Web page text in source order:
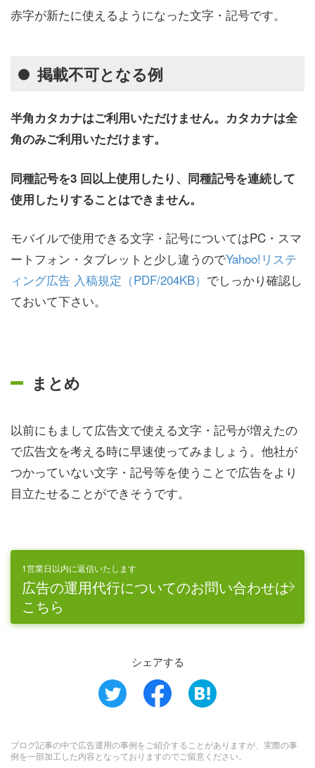
赤字が新たに使えるようになった文字・記号です。
掲載不可となる例
半角カタカナはご利用いただけません。カタカナは全
角のみご利用いただけます。
同種記号を3 回以上使用したり、同種記号を連続して
使用したりすることはできません。
モバイルで使用できる文字・記号についてはPC・スマ
ートフォン・タブレットと少し違うのでYahoo!リステ
ィング広告 入稿規定（PDF/204KB） でしっかり確認し
ておいて下さい。
まとめ
以前にもまして広告文で使える文字・記号が増えたの
で広告文を考える時に早速使ってみましょう。他社が
つかっていない文字・記号等を使うことで広告をより
目立たせることができそうです。
1営業日以内に返信いたします
広告の運用代行についてのお問い合わせは
こちら
シェアする
ブログ記事の中で広告運用の事例をご紹介することがありますが、実際の事
例を一部加工した内容となっておりますのでご留意ください。